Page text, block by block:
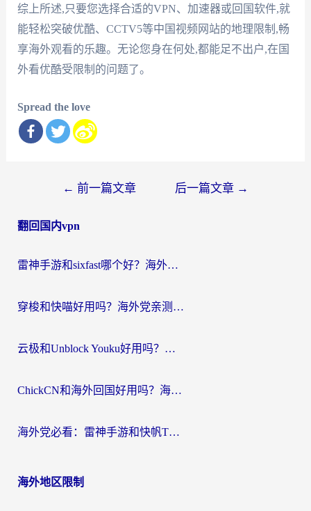
综上所述,只要您选择合适的VPN、加速器或回国软件,就
能轻松突破优酷、CCTV5等中国视频网站的地理限制,畅
享海外观看的乐趣。无论您身在何处,都能足不出户,在国
外看优酷受限制的问题了。
Spread the love
导
← 前一篇文章 后一篇文章 →
翻回国内vpn
雷神手游和sixfast哪个好？海外党亲测3款回国加速器，教你选对不踩坑
穿梭和快喵好用吗？海外党亲测：小众加速器对比+番茄加速器深度体验
云极和Unblock Youku好用吗？海外党亲测+2026回国加速器避坑指南
ChickCN和海外回国好用吗？海外党2026亲测：从手游到影音，选对加速器的3个关键
海外党必看：雷神手游和快帆TV版好用吗？3步选对回国加速器不踩坑
海外地区限制